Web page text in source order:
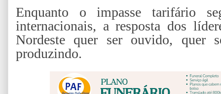
Enquanto o impasse tarifário
internacionais, a resposta dos
Nordeste quer ser ouvido, quer
produzindo.